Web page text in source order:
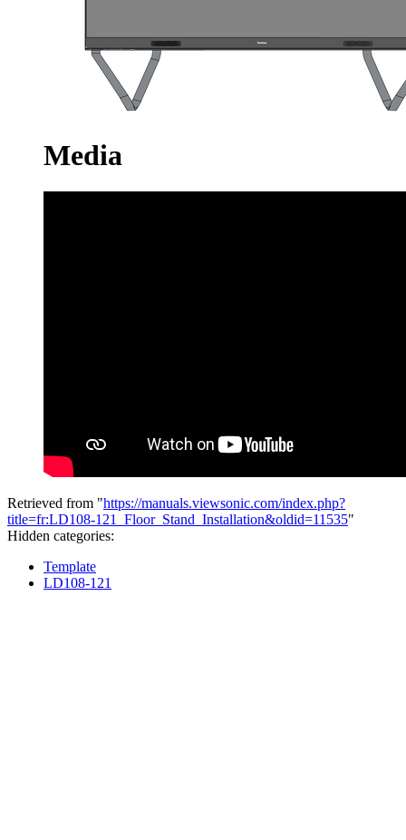
Media
Retrieved from "https://manuals.viewsonic.com/index.php?
title=fr:LD108-121_Floor_Stand_Installation&oldid=11535"
Hidden categories:
Template
LD108-121